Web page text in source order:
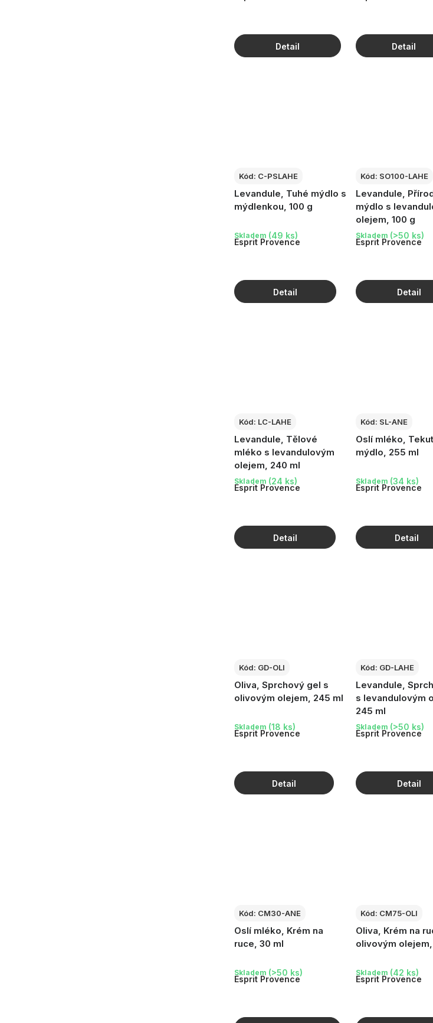
Levandule, Tuhé mýdlo s
mýdlenkou, 100 g
Esprit Provence
Skladem (49 ks)
Kód: C-PSLAHE
Levandule,
mýdlo s
olejem, 100 g
Esprit Provence
Skladem (>50 ks)
Kód: SO100-LAHE
Levandule, Tělové
mléko s levandulovým
olejem, 240 ml
Esprit Provence
Skladem (24 ks)
Kód: LC-LAHE
Oslí mléko,
mýdlo, 255 ml
Esprit Provence
Skladem (34 ks)
Kód: SL-ANE
Oliva, Sprchový gel s
olivovým olejem, 245 ml
Esprit Provence
Skladem (18 ks)
Kód: GD-OLI
Levandule,
s levandulovým
245 ml
Esprit Provence
Skladem (>50 ks)
Kód: GD-LAHE
Oslí mléko, Krém na
ruce, 30 ml
Esprit Provence
Skladem (>50 ks)
Kód: CM30-ANE
Oliva, Krém na
olivovým
Esprit Provence
Skladem (42 ks)
Kód: CM75-OLI